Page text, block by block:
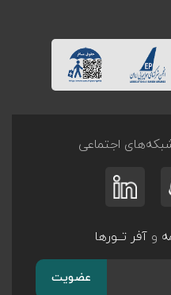
اجتماعی
وآفر تــورها
عضویت